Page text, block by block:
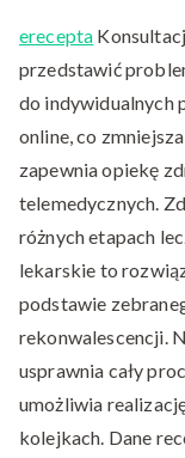
erecepta
przedstawić
do indywidualnych
online, co
zapewnia opiekę
telemedycznych.
różnych etapach
lekarskie to
podstawie
rekonwalescencji.
usprawnia cały
umożliwia
kolejkach. Dane